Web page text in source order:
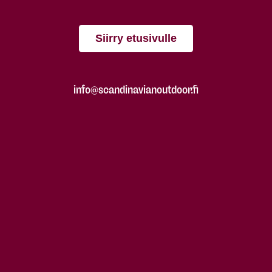
Siirry etusivulle
info@scandinavianoutdoor.fi